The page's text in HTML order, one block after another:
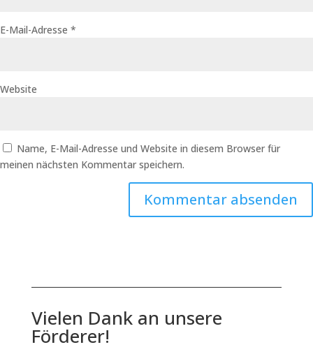
E-Mail-Adresse *
Website
Name, E-Mail-Adresse und Website in diesem Browser für
meinen nächsten Kommentar speichern.
Vielen Dank an unsere
Förderer!